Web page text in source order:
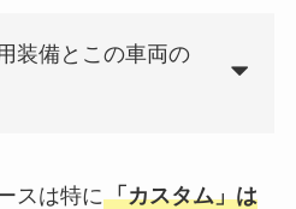
装備とこの車両の
スは特に「カスタム」は